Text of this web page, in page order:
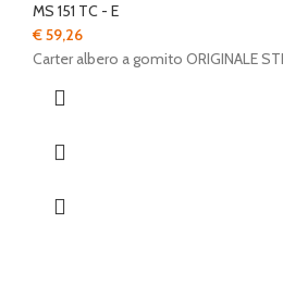
MS 151 TC - E
€59,26
Carter albero a gomito ORIGINALE